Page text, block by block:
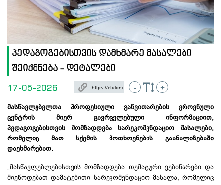
პედაგოგებისთვის დამხმარე მასალები
შეიქმნება - დეტალები
17-05-2026 - +
მასწავლებელთა პროფესიული განვითარების ეროვნული
ცენტრის მიერ გავრცელებული ინფორმაციით,
პედაგოგებისთვის მომზადდება სარეკომენდაციო მასალები,
რომელიც მათ სქემის მოთხოვნების გაანალიზებაში
დაეხმარებათ.
„მასწავლებლებისთვის მომზადდება თემატური ვებინარები და
მიეწოდებათ დამატებითი სარეკომენდაციო მასალა, რომელიც